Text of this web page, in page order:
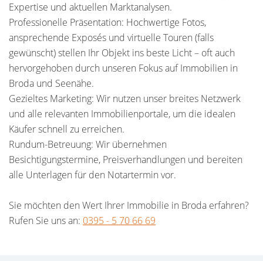
Expertise und aktuellen Marktanalysen.
Professionelle Präsentation: Hochwertige Fotos,
ansprechende Exposés und virtuelle Touren (falls
gewünscht) stellen Ihr Objekt ins beste Licht – oft auch
hervorgehoben durch unseren Fokus auf Immobilien in
Broda und Seenähe.
Gezieltes Marketing: Wir nutzen unser breites Netzwerk
und alle relevanten Immobilienportale, um die idealen
Käufer schnell zu erreichen.
Rundum-Betreuung: Wir übernehmen
Besichtigungstermine, Preisverhandlungen und bereiten
alle Unterlagen für den Notartermin vor.
Sie möchten den Wert Ihrer Immobilie in Broda erfahren?
Rufen Sie uns an: 0395 - 5 70 66 69